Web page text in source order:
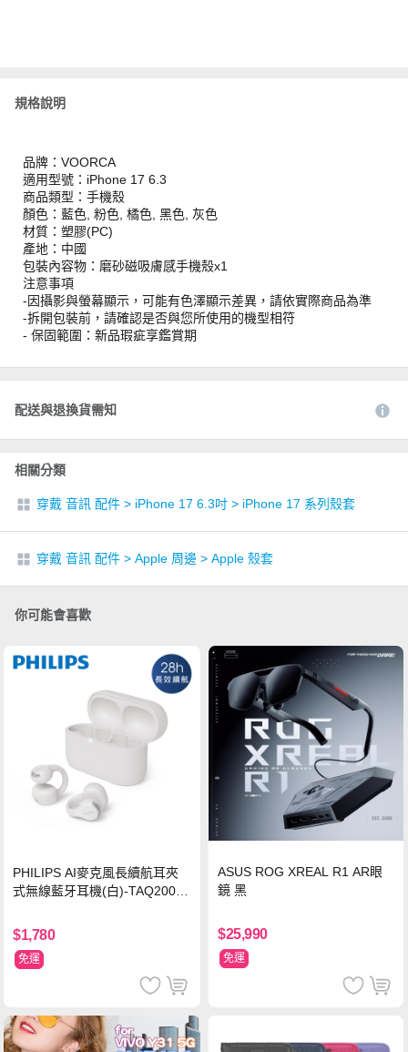
規格說明
品牌：VOORCA
適用型號：iPhone 17 6.3
商品類型：手機殼
顏色：藍色, 粉色, 橘色, 黑色, 灰色
材質：塑膠(PC)
產地：中國
包裝內容物：磨砂磁吸膚感手機殼x1
注意事項
-因攝影與螢幕顯示，可能有色澤顯示差異，請依實際商品為準
-拆開包裝前，請確認是否與您所使用的機型相符
- 保固範圍：新品瑕疵享鑑賞期
配送與退換貨需知
相關分類
穿戴 音訊 配件 > iPhone 17 6.3吋 > iPhone 17 系列殼套
穿戴 音訊 配件 > Apple 周邊 > Apple 殼套
你可能會喜歡
PHILIPS AI麥克風長續航耳夾
式無線藍牙耳機(白)-TAQ2000
$1,780
免運
ASUS ROG XREAL R1 AR眼
鏡 黑
$25,990
免運